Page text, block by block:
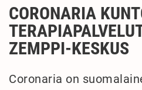
CORONARIA
ZEMPPI-KESKUS
Coronaria on